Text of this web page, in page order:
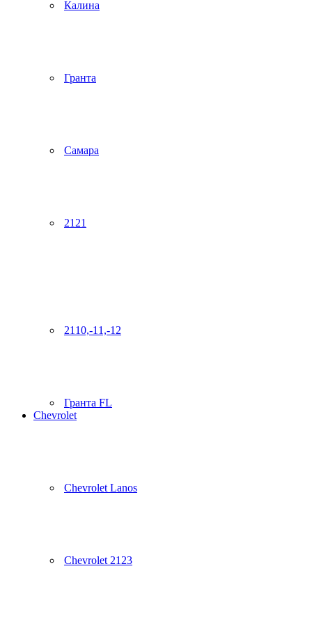
Калина
Гранта
Самара
2121
2110,-11,-12
Гранта FL
Chevrolet
Chevrolet Lanos
Chevrolet 2123